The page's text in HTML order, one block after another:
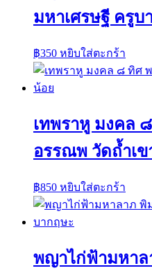
มหาเศรษฐี ครูบ
฿350 หยิบใส่ตะกร้า
เทพราหู มงคล
อรรณพ วัดถ้ำเข
฿850 หยิบใส่ตะกร้า
พญาไก่ฟ้ามหาล